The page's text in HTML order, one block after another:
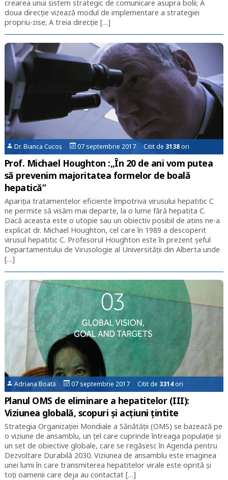
crearea unui sistem strategic de comunicare asupra bolii; A
doua direcție vizează modul de implementare a strategiei
propriu-zise; A treia direcție […]
Dr. Bianca Cucoș 07 septembrie 2017 Citit de 3138ori
Prof. Michael Houghton :„În 20 de ani vom putea
să prevenim majoritatea formelor de boală
hepatică”
Apariția tratamentelor eficiente împotriva virusului hepatitic C
ne permite să visăm mai departe, la o lume fără hepatita C.
Dacă aceasta este o utopie sau un obiectiv posibil de atins ne-a
explicat dr. Michael Houghton, cel care în 1989 a descoperit
virusul hepatitic C. Profesorul Houghton este în prezent șeful
Departamentului de Virusologie al Universității din Alberta unde
[…]
Adriana Boată 07 septembrie 2017 Citit de 3314ori
Planul OMS de eliminare a hepatitelor (III):
Viziunea globală, scopuri și acțiuni țintite
Strategia Organizației Mondiale a Sănătății (OMS) se bazează pe
o viziune de ansamblu, un țel care cuprinde întreaga populație și
un set de obiective globale, care se regăsesc în Agenda pentru
Dezvoltare Durabilă 2030. Viziunea de ansamblu este imaginea
unei lumi în care transmiterea hepatitelor virale este oprită și
toți oamenii care deja au contactat […]